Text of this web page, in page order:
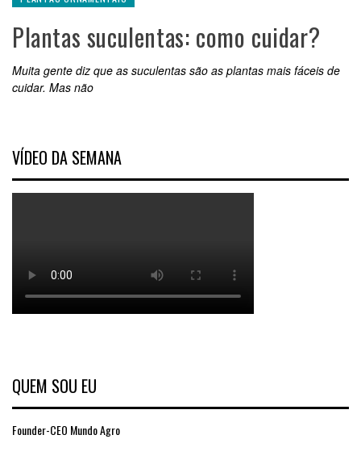
Plantas suculentas: como cuidar?
Muita gente diz que as suculentas são as plantas mais fáceis de
cuidar. Mas não
VÍDEO DA SEMANA
QUEM SOU EU
Founder-CEO Mundo Agro